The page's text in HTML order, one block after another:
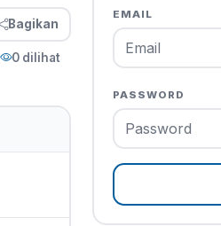
Bagikan
0 dilihat
EMAIL
PASSWORD